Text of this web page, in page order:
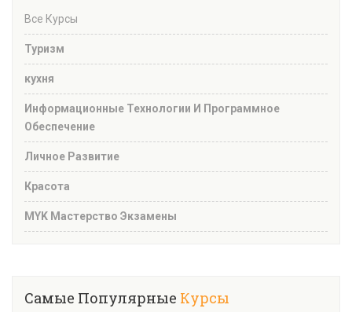
Все Курсы
Туризм
кухня
Информационные Технологии И Программное
Обеспечение
Личное Развитие
Красота
MYK Мастерство Экзамены
Самые Популярные Курсы